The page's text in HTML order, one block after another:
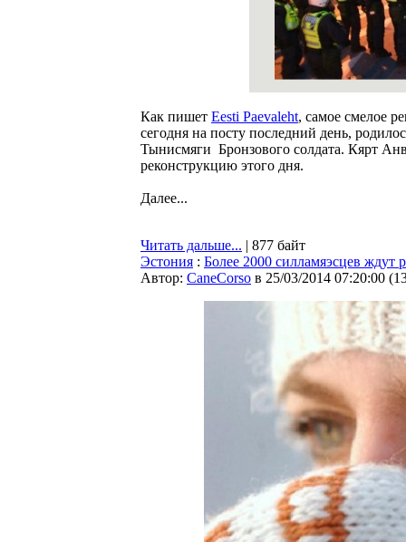
Как пишет Eesti Paevaleht, самое смелое
сегодня на посту последний день,
Тынисмяги Бронзового солдата. Кярт
реконструкцию этого дня.
Далее...
Читать дальше... | 877 байт
Эстония : Более 2000 силламяэсцев
Автор: CaneCorso в 25/03/2014 07:20:00 (